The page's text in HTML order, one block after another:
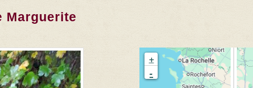
Marguerite
+
-